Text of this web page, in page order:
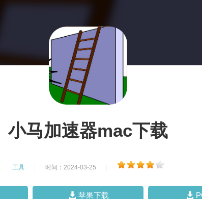
小马加速器mac下载
工具 时间：2024-03-25
苹果下载